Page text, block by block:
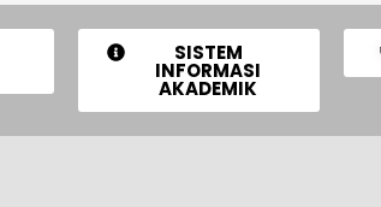
SISTEM
INFORMASI
AKADEMIK